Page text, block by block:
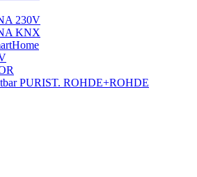
230V
KNX
PURIST. ROHDE+ROHDE